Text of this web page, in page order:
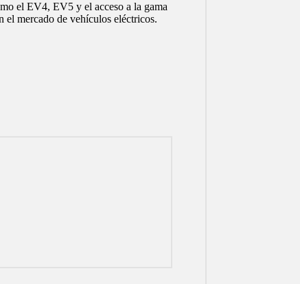
el EV4, EV5 y el acceso a la gama
el mercado de vehículos eléctricos.